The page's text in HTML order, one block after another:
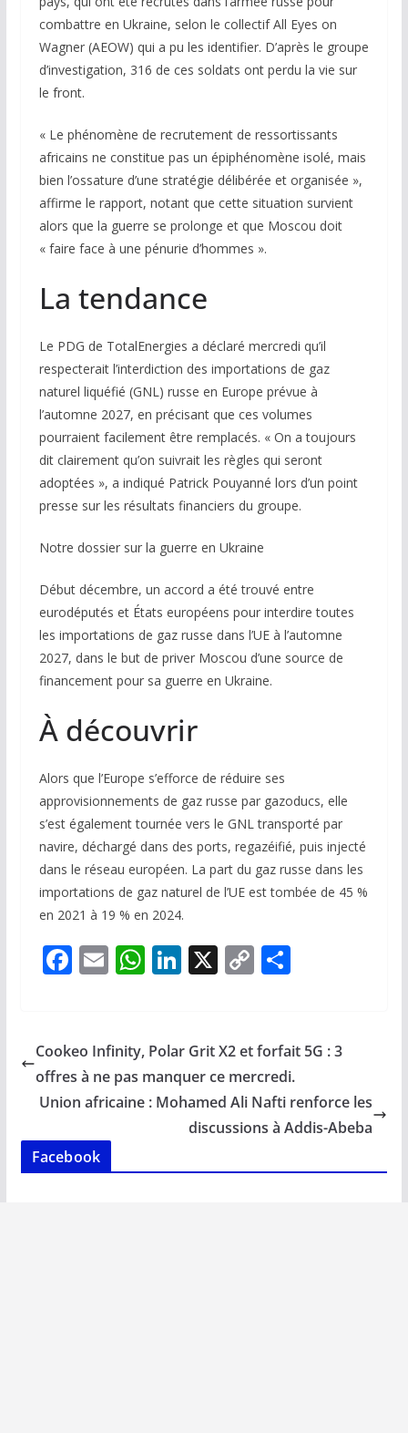
combattre en Ukraine, selon le collectif All Eyes on
Wagner (AEOW) qui a pu les identifier. D’après le groupe
d’investigation, 316 de ces soldats ont perdu la vie sur
le front.
« Le phénomène de recrutement de ressortissants
africains ne constitue pas un épiphénomène isolé, mais
bien l’ossature d’une stratégie délibérée et organisée »,
affirme le rapport, notant que cette situation survient
alors que la guerre se prolonge et que Moscou doit
« faire face à une pénurie d’hommes ».
La tendance
Le PDG de TotalEnergies a déclaré mercredi qu’il
respecterait l’interdiction des importations de gaz
naturel liquéfié (GNL) russe en Europe prévue à
l’automne 2027, en précisant que ces volumes
pourraient facilement être remplacés. « On a toujours
dit clairement qu’on suivrait les règles qui seront
adoptées », a indiqué Patrick Pouyanné lors d’un point
presse sur les résultats financiers du groupe.
Notre dossier sur la guerre en Ukraine
Début décembre, un accord a été trouvé entre
eurodéputés et États européens pour interdire toutes
les importations de gaz russe dans l’UE à l’automne
2027, dans le but de priver Moscou d’une source de
financement pour sa guerre en Ukraine.
À découvrir
Alors que l’Europe s’efforce de réduire ses
approvisionnements de gaz russe par gazoducs, elle
s’est également tournée vers le GNL transporté par
navire, déchargé dans des ports, regazéifié, puis injecté
dans le réseau européen. La part du gaz russe dans les
importations de gaz naturel de l’UE est tombée de 45 %
en 2021 à 19 % en 2024.
F
b
o
o
k
E
l
W
s
A
p
Li
e
dI
n
X C
y
Li
n
k
P
g
er
Cookeo Infinity, Polar Grit X2 et forfait 5G : 3
offres à ne pas manquer ce mercredi.
Union africaine : Mohamed Ali Nafti renforce les
discussions à Addis-Abeba
Facebook